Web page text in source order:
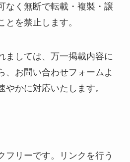
なく無断で転載・複製・譲
を禁止します。
ましては、万一掲載内容に
、お問い合わせフォームよ
やかに対応いたします。
フリーです。リンクを行う